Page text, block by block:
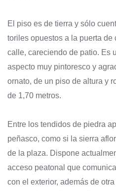
El piso es de tierra y sólo
toriles opuestos a la puerta
calle, careciendo de patio. Es
aspecto muy pintoresco y
ornato, de un piso de altura y
de 1,70 metros.
Entre los tendidos de piedra
peñasco, como si la sierra
de la plaza. Dispone
acceso peatonal que
con el exterior, además de